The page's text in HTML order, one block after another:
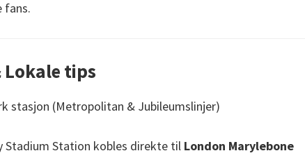
fans.
Lokale tips
stasjon (Metropolitan & Jubileumslinjer)
Stadium Station kobles direkte til London Marylebone